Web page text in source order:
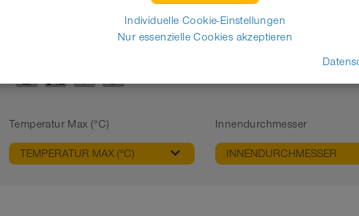
Anwendungen
Temperatur Max (°C)
TEMPERATUR MAX (°C)
Innendurchmesser
INNENDURCHMESSER
Individuelle Cookie-Einstellungen
Nur essenzielle Cookies akzeptieren